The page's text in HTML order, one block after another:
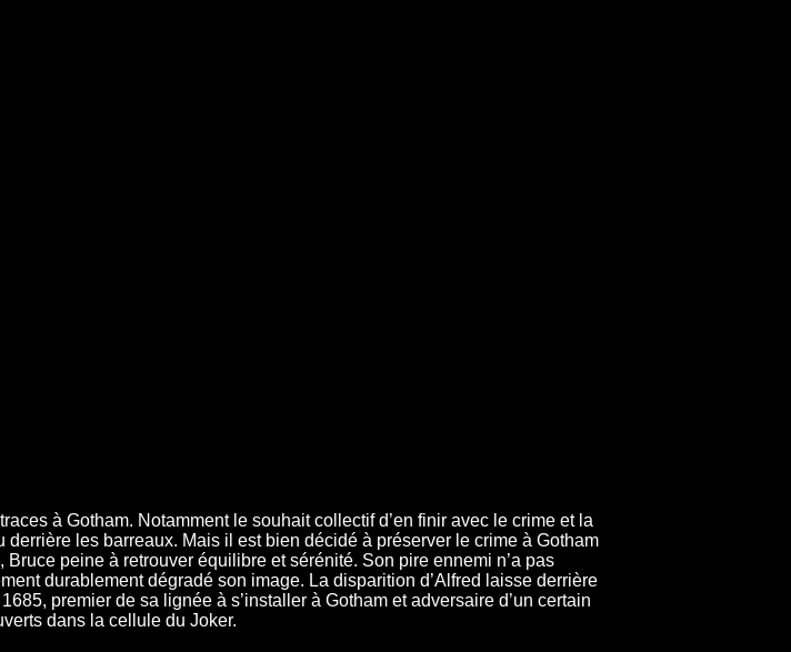
à Gotham. Notamment le souhait collectif d’en finir avec le crime et la
les barreaux. Mais il est bien décidé à préserver le crime à Gotham
peine à retrouver équilibre et sérénité. Son pire ennemi n’a pas
durablement dégradé son image. La disparition d’Alfred laisse derrière
premier de sa lignée à s’installer à Gotham et adversaire d’un certain
dans la cellule du Joker.